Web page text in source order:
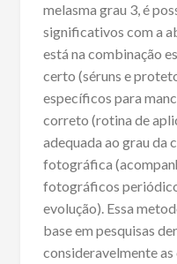
melasma grau 3, é
significativos com a
está na combinação
certo (séruns e
específicos para
correto (rotina de
adequada ao grau da
fotográfica
fotográficos
evolução). Essa
base em pesquisas
consideravelmente